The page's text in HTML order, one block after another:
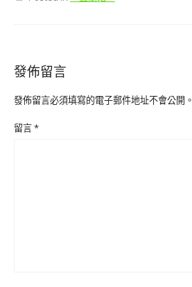
發佈留言
發佈留言必須填寫的電子郵件地址不會公開。
留言*